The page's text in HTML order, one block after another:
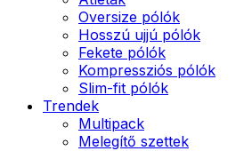
Oversize pólók
Hosszú ujjú pólók
Fekete pólók
Kompressziós pólók
Slim-fit pólók
Trendek
Multipack
Melegítő szettek